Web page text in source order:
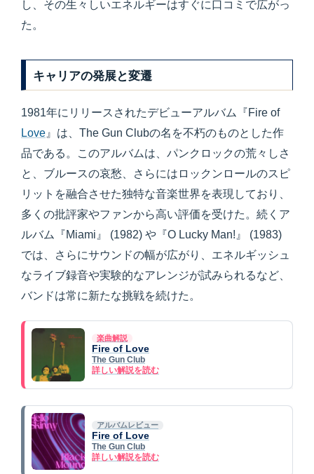
し、その生々しいエネルギーはすぐに口コミで広がっ
た。
キャリアの発展と変遷
1981年にリリースされたデビューアルバム『Fire of
Love 』は、The Gun Clubの名を不朽のものとした作
品である。このアルバムは、パンクロックの荒々しさ
と、ブルースの哀愁、さらにはロックンロールのスピ
リットを融合させた独特な音楽世界を表現しており、
多くの批評家やファンから高い評価を受けた。続くア
ルバム『Miami』 (1982) や『O Lucky Man!』 (1983)
では、さらにサウンドの幅が広がり、エネルギッシュ
なライブ録音や実験的なアレンジが試みられるなど、
バンドは常に新たな挑戦を続けた。
楽曲解説
Fire of Love
The Gun Club
詳しい解説を読む
アルバムレビュー
Fire of Love
The Gun Club
詳しい解説を読む